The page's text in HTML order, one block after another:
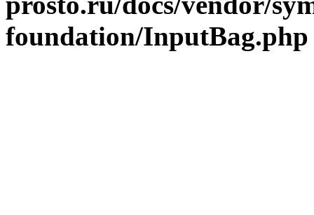
foundation/InputBag.php